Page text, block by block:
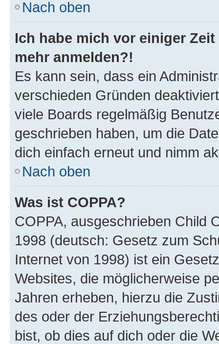
Nach oben
Ich habe mich vor einiger
mehr anmelden?!
Es kann sein, dass ein
verschieden Gründen
viele Boards regelmäßig
geschrieben haben, um die
dich einfach erneut und nimm
Nach oben
Was ist COPPA?
COPPA, ausgeschrieben Child
1998 (deutsch: Gesetz zum
Internet von 1998) ist ein
Websites, die möglicherweise
Jahren erheben, hierzu die
des oder der
bist, ob dies auf dich oder die